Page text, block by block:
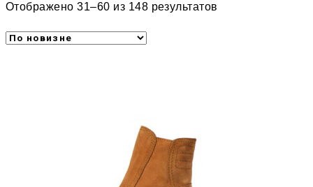
Отображено 31–60 из 148 результатов